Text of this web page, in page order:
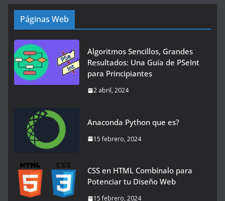
Páginas Web
Algoritmos Sencillos, Grandes
Resultados: Una Guía de PSeInt
para Principiantes
2 abril, 2024
Anaconda Python que es?
15 febrero, 2024
CSS en HTML Combínalo para
Potenciar tu Diseño Web
15 febrero, 2024